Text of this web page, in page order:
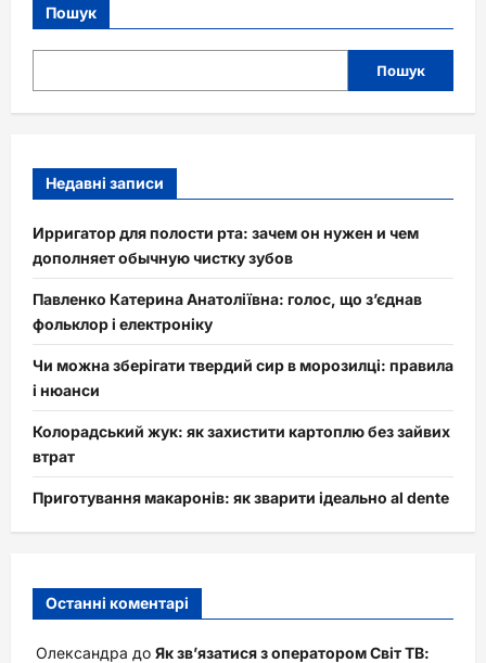
Пошук
Пошук
Недавні записи
Ирригатор для полости рта: зачем он нужен и чем
дополняет обычную чистку зубов
Павленко Катерина Анатоліївна: голос, що з’єднав
фольклор і електроніку
Чи можна зберігати твердий сир в морозилці: правила
і нюанси
Колорадський жук: як захистити картоплю без зайвих
втрат
Приготування макаронів: як зварити ідеально al dente
Останні коментарі
Олександра до Як зв’язатися з оператором Світ ТВ: